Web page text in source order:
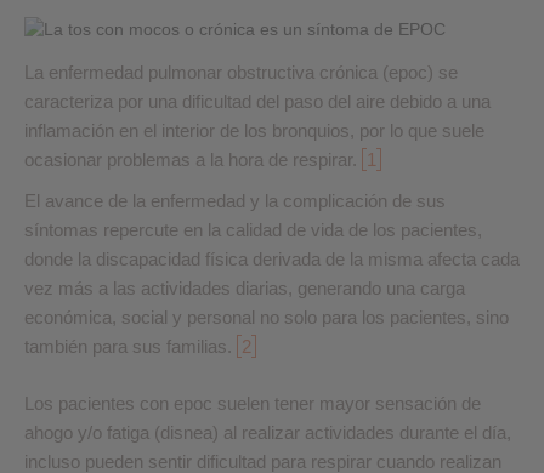
La enfermedad pulmonar obstructiva crónica (epoc) se
caracteriza por una dificultad del paso del aire debido a una
inflamación en el interior de los bronquios, por lo que suele
ocasionar problemas a la hora de respirar.
1
El avance de la enfermedad y la complicación de sus
síntomas repercute en la calidad de vida de los pacientes,
donde la discapacidad física derivada de la misma afecta cada
vez más a las actividades diarias, generando una carga
económica, social y personal no solo para los pacientes, sino
también para sus familias. 2
Los pacientes con epoc suelen tener mayor sensación de
ahogo y/o fatiga (disnea) al realizar actividades durante el día,
incluso pueden sentir dificultad para respirar cuando realizan